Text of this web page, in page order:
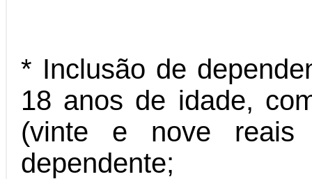
* Inclusão de
18 anos de idade,
(vinte e nove reais
dependente;